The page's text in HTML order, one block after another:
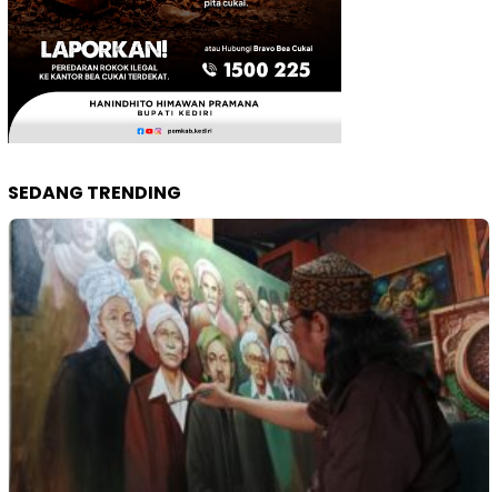
SEDANG TRENDING